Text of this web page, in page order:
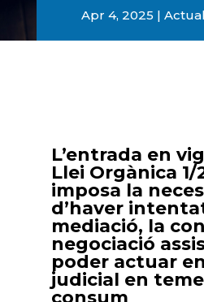
Apr 4, 2025
L’entrada en
Llei Orgànica 1/
imposa la
d’haver
mediació, la
negociació
poder actuar
judicial en
consum